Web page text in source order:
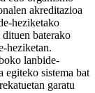
akreditazioa
heziketako
baterako
heziketan.
lanbide-
egiteko sistema bat
garatu